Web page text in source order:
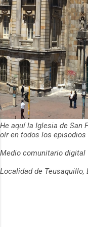
He aquí la Iglesia de San
oír en todos los episodios
Medio comunitario digital
Localidad de Teusaquillo,